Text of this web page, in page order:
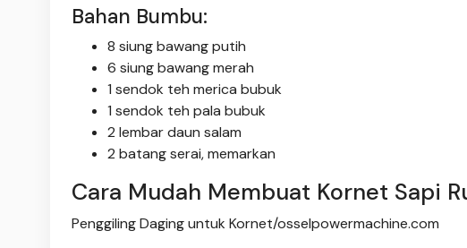
Bahan Bumbu:
8 siung bawang putih
6 siung bawang merah
1 sendok teh merica bubuk
1 sendok teh pala bubuk
2 lembar daun salam
2 batang serai, memarkan
Cara Mudah Membuat Kornet Sapi
Penggiling Daging untuk Kornet/osselpowermachine.com